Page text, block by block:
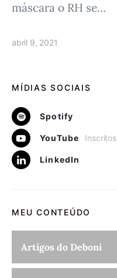
máscara o RH se…
abril 9, 2021
MÍDIAS SOCIAIS
Spotify
YouTube Inscritos
LinkedIn
MEU CONTEÚDO
Artigos do Deboni